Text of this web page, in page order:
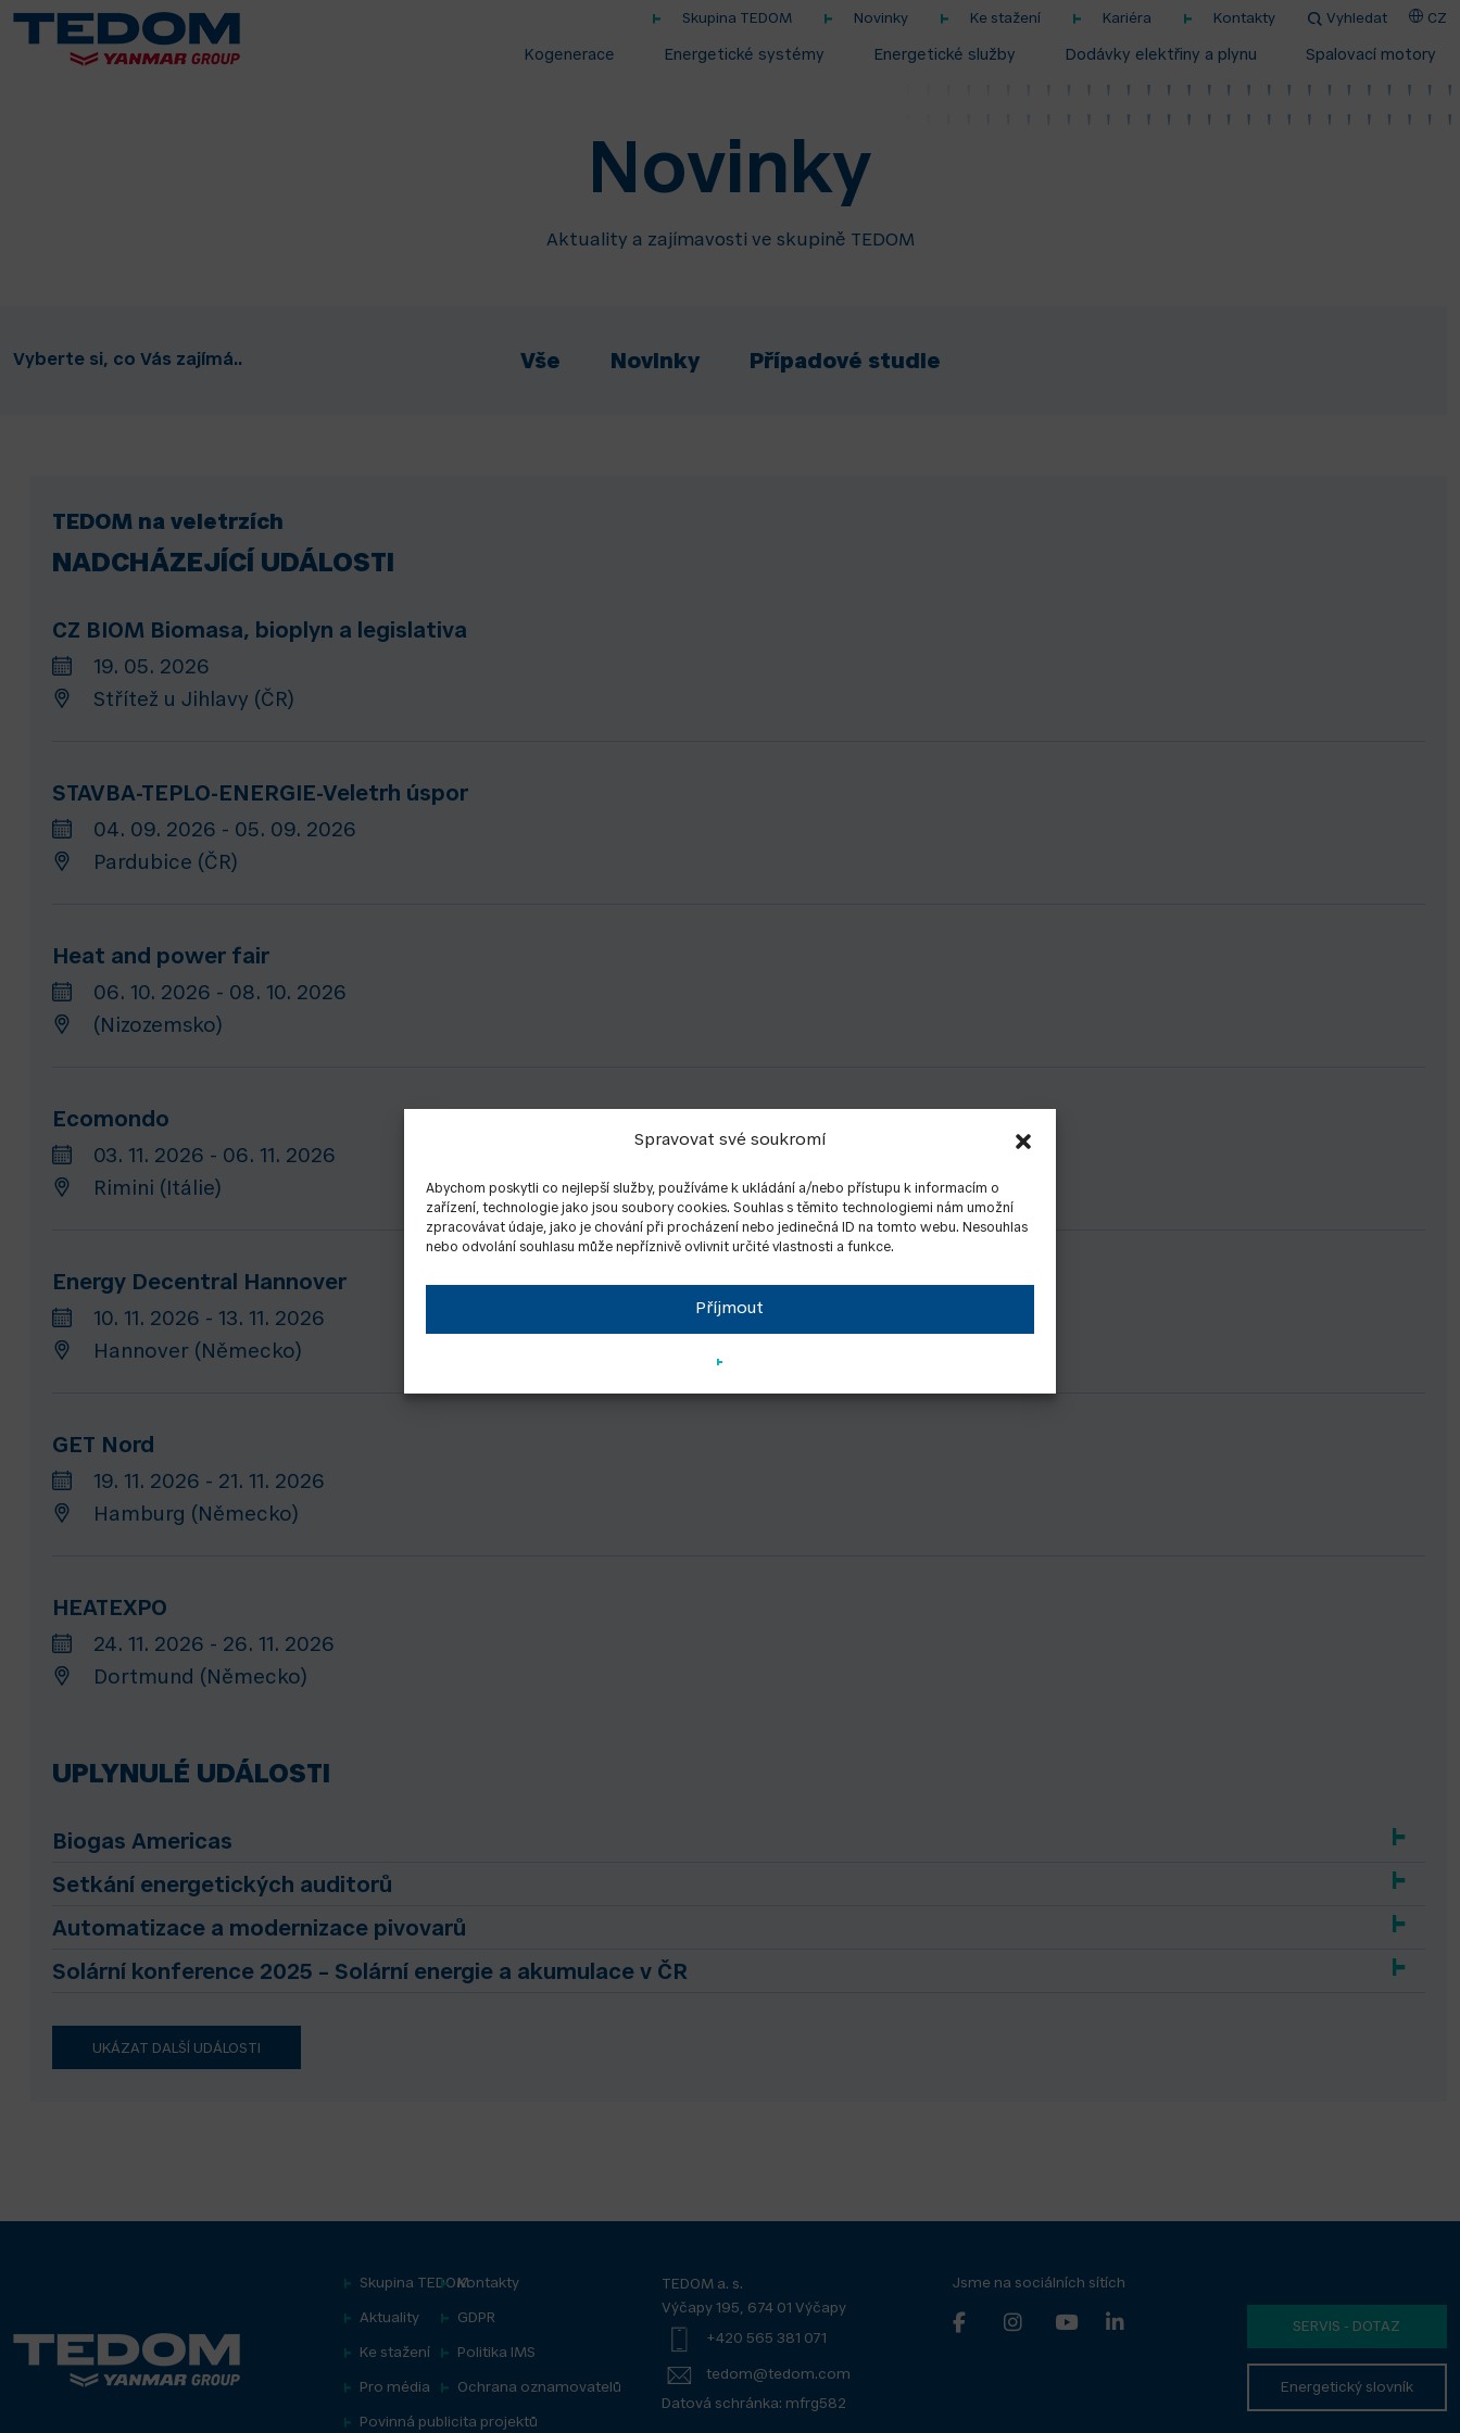
Spravovat své soukromí
Abychom poskytli co nejlepší služby, používáme k ukládání a/nebo přístupu k informacím o
zařízení, technologie jako jsou soubory cookies. Souhlas s těmito technologiemi nám umožní
zpracovávat údaje, jako je chování při procházení nebo jedinečná ID na tomto webu. Nesouhlas
nebo odvolání souhlasu může nepříznivě ovlivnit určité vlastnosti a funkce.
Příjmout
Skupina TEDOM Novinky Ke stažení Kariéra Kontakty Vyhledat CZ
Kogenerace Energetické systémy Energetické služby Dodávky elektřiny a plynu Spalovací motory
Novinky
Aktuality a zajímavosti ve skupině TEDOM
Vyberte si, co Vás zajímá.. Vše Novinky Případové studie
TEDOM na veletrzích
NADCHÁZEJÍCÍ UDÁLOSTI
CZ BIOM Biomasa, bioplyn a legislativa
19. 05. 2026
Střítež u Jihlavy (ČR)
STAVBA-TEPLO-ENERGIE-Veletrh úspor
04. 09. 2026 - 05. 09. 2026
Pardubice (ČR)
Heat and power fair
06. 10. 2026 - 08. 10. 2026
(Nizozemsko)
Ecomondo
03. 11. 2026 - 06. 11. 2026
Rimini (Itálie)
Energy Decentral Hannover
10. 11. 2026 - 13. 11. 2026
Hannover (Německo)
GET Nord
19. 11. 2026 - 21. 11. 2026
Hamburg (Německo)
HEATEXPO
24. 11. 2026 - 26. 11. 2026
Dortmund (Německo)
UPLYNULÉ UDÁLOSTI
Biogas Americas
Setkání energetických auditorů
Automatizace a modernizace pivovarů
Solární konference 2025 – Solární energie a akumulace v ČR
UKÁZAT DALŠÍ UDÁLOSTI
Skupina TEDOMKontakty
Aktuality GDPR
Ke stažení Politika IMS
Pro média Ochrana oznamovatelů
Povinná publicita projektů
TEDOM a. s.
Výčapy 195, 674 01 Výčapy
+420 565 381 071
tedom@tedom.com
Datová schránka: mfrg582
Jsme na sociálních sítích
SERVIS - DOTAZ
Energetický slovník